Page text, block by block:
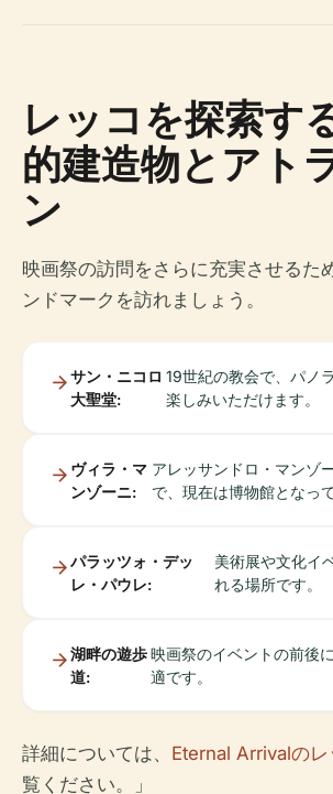
レッコを探索す
的建造物とアト
ン
映画祭の訪問をさらに充実させるた
ンドマークを訪れましょう。
サン・ニコロ
大聖堂:
19世紀の教会で、パノ
楽しみいただけます。
ヴィラ・マ
ンゾーニ:
アレッサンドロ・マンゾ
で、現在は博物館となっ
パラッツォ・デッ
レ・パウレ:
美術展や文化イ
れる場所です。
湖畔の遊歩
道:
映画祭のイベントの前後
適です。
詳細については、 Eternal Arrivalのレ
覧ください。」